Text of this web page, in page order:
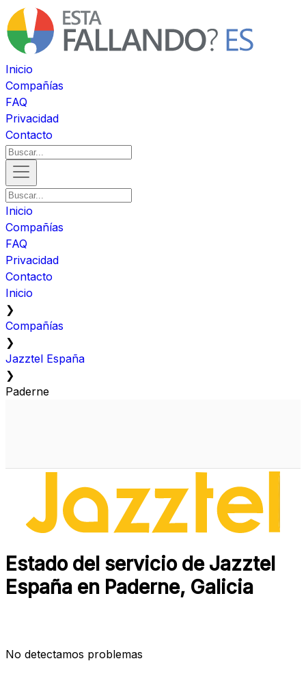
Inicio
Compañías
FAQ
Privacidad
Contacto
Inicio
Compañías
FAQ
Privacidad
Contacto
Inicio
❯
Compañías
❯
Jazztel España
❯
Paderne
Estado del servicio de Jazztel
España en Paderne, Galicia
No detectamos problemas